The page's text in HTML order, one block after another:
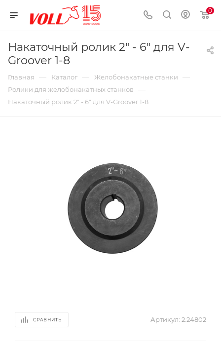
0
Накаточный ролик 2" - 6" для V-
Groover 1-8
Главная — Каталог — Желобонакатные станки —
Ролики для желобонакатных станков —
Накаточный ролик 2" - 6" для V-Groover 1-8
СРАВНИТЬ Артикул: 2.24802